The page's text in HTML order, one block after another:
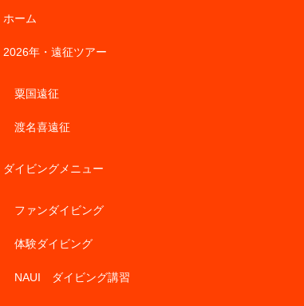
ホーム
2026年・遠征ツアー
粟国遠征
渡名喜遠征
ダイビングメニュー
ファンダイビング
体験ダイビング
NAUI ダイビング講習